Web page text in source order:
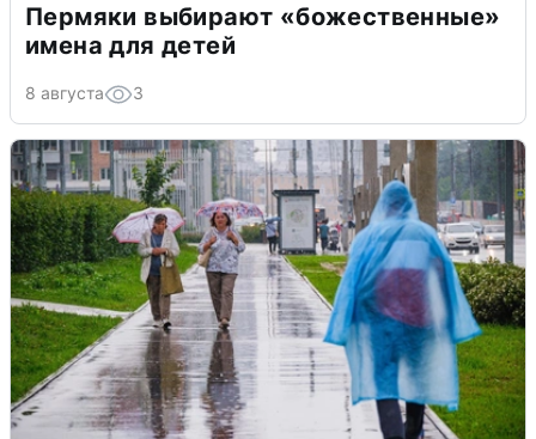
Пермяки выбирают «божественные»
имена для детей
8 августа 3